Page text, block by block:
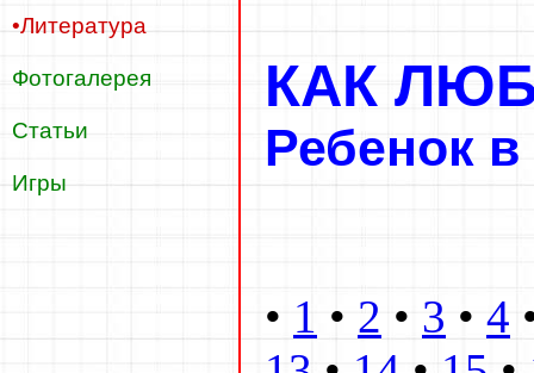
•Литература
Фотогалерея
Статьи
Игры
КАК
Ребенок
• 1 • 2 • 3 • 4